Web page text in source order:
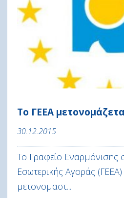
Το ΓΕΕΑ
30.12.2015
Το Γραφείο Εναρμόνισης
Εσωτερικής Αγοράς (ΓΕΕΑ)
μετονομαστ...